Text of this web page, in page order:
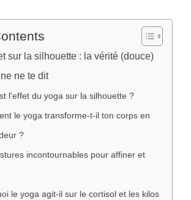
sur la silhouette : la vérité (douce)
ne te dit
l'effet du yoga sur la silhouette ?
le yoga transforme-t-il ton corps en
?
incontournables pour affiner et
le yoga agit-il sur le cortisol et les kilos